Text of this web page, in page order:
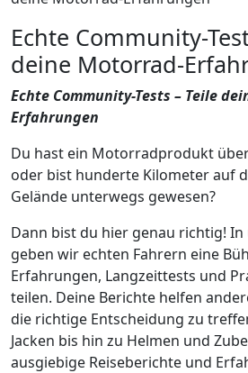
Echte Community-
deine Motorrad-
Echte Community-Tests – Teile
Erfahrungen
Du hast ein Motorradprodukt
oder bist hunderte Kilometer auf
Gelände unterwegs gewesen?
Dann bist du hier genau richtig!
geben wir echten Fahrern eine
Erfahrungen, Langzeittests und
teilen. Deine Berichte helfen
die richtige Entscheidung zu
Jacken bis hin zu Helmen und
ausgiebige Reiseberichte und